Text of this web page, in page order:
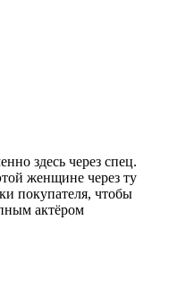
здесь через спец.
женщине через ту
покупателя, чтобы
актёром